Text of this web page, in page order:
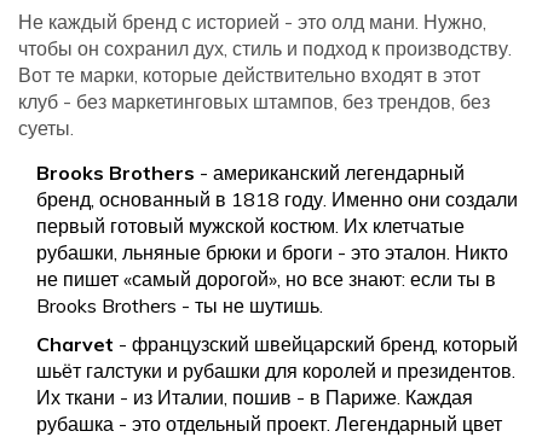
Не каждый бренд с историей - это олд мани. Нужно,
чтобы он сохранил дух, стиль и подход к производству.
Вот те марки, которые действительно входят в этот
клуб - без маркетинговых штампов, без трендов, без
суеты.
Brooks Brothers - американский легендарный
бренд, основанный в 1818 году. Именно они создали
первый готовый мужской костюм. Их клетчатые
рубашки, льняные брюки и броги - это эталон. Никто
не пишет «самый дорогой», но все знают: если ты в
Brooks Brothers - ты не шутишь.
Charvet - французский швейцарский бренд, который
шьёт галстуки и рубашки для королей и президентов.
Их ткани - из Италии, пошив - в Париже. Каждая
рубашка - это отдельный проект. Легендарный цвет